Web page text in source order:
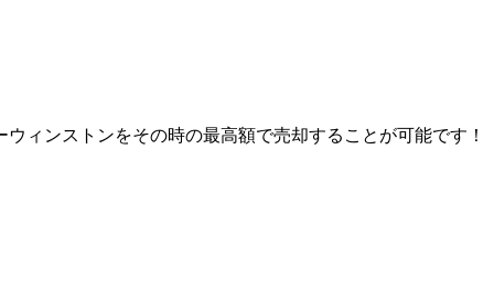
ィンストンをその時の最高額で売却することが可能です！